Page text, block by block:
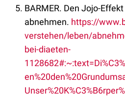
BARMER. Den Jojo-
abnehmen. https://
verstehen/leben/
bei-diaeten-